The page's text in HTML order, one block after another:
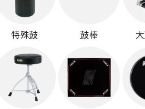
特殊鼓 鼓棒